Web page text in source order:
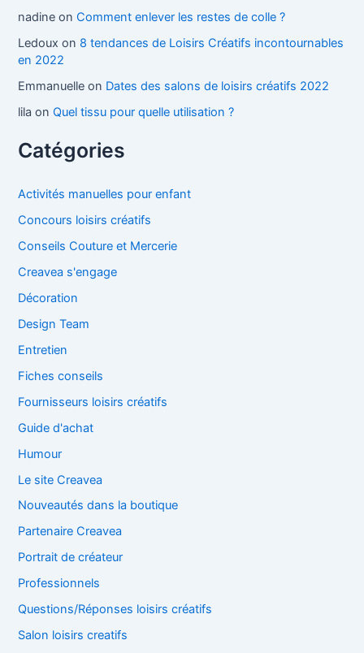
nadine on Comment enlever les restes de colle ?
Ledoux on 8 tendances de Loisirs Créatifs incontournables
en 2022
Emmanuelle on Dates des salons de loisirs créatifs 2022
lila on Quel tissu pour quelle utilisation ?
Catégories
Activités manuelles pour enfant
Concours loisirs créatifs
Conseils Couture et Mercerie
Creavea s'engage
Décoration
Design Team
Entretien
Fiches conseils
Fournisseurs loisirs créatifs
Guide d'achat
Humour
Le site Creavea
Nouveautés dans la boutique
Partenaire Creavea
Portrait de créateur
Professionnels
Questions/Réponses loisirs créatifs
Salon loisirs creatifs